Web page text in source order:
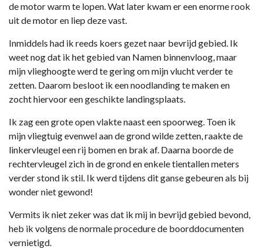
de motor warm te lopen. Wat later kwam er een enorme rook
uit de motor en liep deze vast.
Inmiddels had ik reeds koers gezet naar bevrijd gebied. Ik
weet nog dat ik het gebied van Namen binnenvloog, maar
mijn vlieghoogte werd te gering om mijn vlucht verder te
zetten. Daarom besloot ik een noodlanding te maken en
zocht hiervoor een geschikte landingsplaats.
Ik zag een grote open vlakte naast een spoorweg. Toen ik
mijn vliegtuig evenwel aan de grond wilde zetten, raakte de
linkervleugel een rij bomen en brak af. Daarna boorde de
rechtervleugel zich in de grond en enkele tientallen meters
verder stond ik stil. Ik werd tijdens dit ganse gebeuren als bij
wonder niet gewond!
Vermits ik niet zeker was dat ik mij in bevrijd gebied bevond,
heb ik volgens de normale procedure de boorddocumenten
vernietigd.